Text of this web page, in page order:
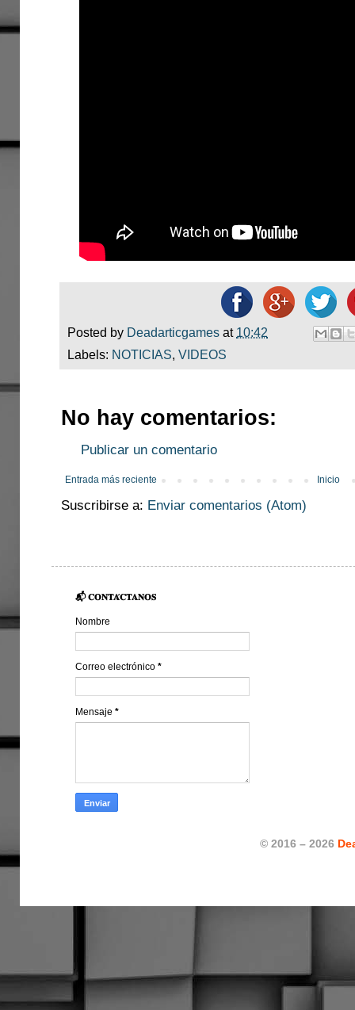
Posted by Deadarticgames at 10:42
Labels: NOTICIAS, VIDEOS
No hay comentarios:
Publicar un comentario
Entrada más reciente Inicio
Suscribirse a: Enviar comentarios (Atom)
📬 𝐂𝐎𝐍𝐓𝐀́𝐂𝐓𝐀𝐍𝐎𝐒
Nombre
Correo electrónico *
Mensaje *
© 2016 – 2026